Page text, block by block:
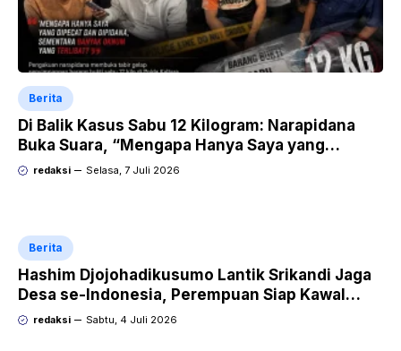
Berita
Di Balik Kasus Sabu 12 Kilogram: Narapidana
Buka Suara, “Mengapa Hanya Saya yang
Dipecat dan Dipidana?
redaksi Selasa, 7 Juli 2026
Berita
Hashim Djojohadikusumo Lantik Srikandi Jaga
Desa se-Indonesia, Perempuan Siap Kawal
Program Strategis Prabowo
redaksi Sabtu, 4 Juli 2026